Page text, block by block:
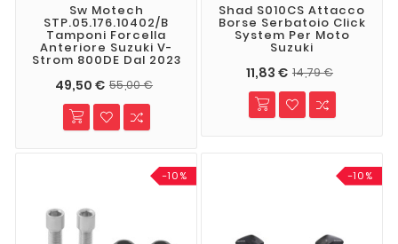
Sw Motech
STP.05.176.10402/B
Tamponi Forcella
Anteriore Suzuki V-
Strom 800DE Dal 2023
49,50 € 55,00 €
Shad S010CS Attacco
Borse Serbatoio Click
System Per Moto
Suzuki
11,83 € 14,79 €
-10% -10%